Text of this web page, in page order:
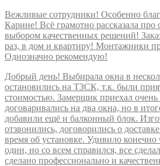
Вежливые сотрудники! Особенно
Карине! Всё грамотно рассказала про
выбором качественных решений!
раз, в дом и квартиру! Монтажники
Однозначно рекомендую!
Добрый день! Выбирала окна в
остановились на ТЗСК, т.к. были
стоимостью. Замерщик приехал очень
договаривались на два окна, но в
добавили ещё и балконный блок.
отзвонились, договорились о
время об установке. Удивило
один, но со всем справился, все
сделано профессионально и